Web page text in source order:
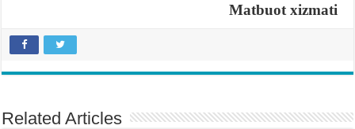
Matbuot xizmati
Related Articles